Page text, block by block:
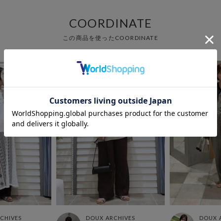
COORDINATE
この商品を使ったCOORDINATE
DOUX ARCHIVES DOUX